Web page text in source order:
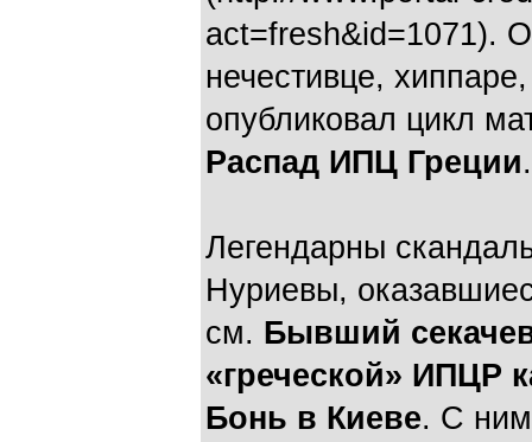
act=fresh&id=1071).
нечестивце,
опубликовал цикл
Распад ИПЦ Греции.
Легендарны
Нуриевы,
см. Бывший
«греческой» ИПЦР
Бонь в Киеве. С